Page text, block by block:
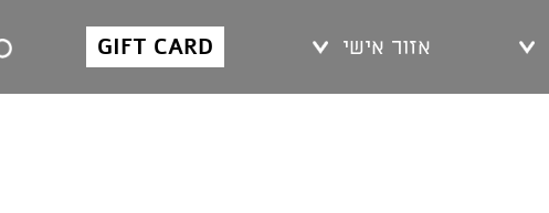
אזור אישי GIFT CARD